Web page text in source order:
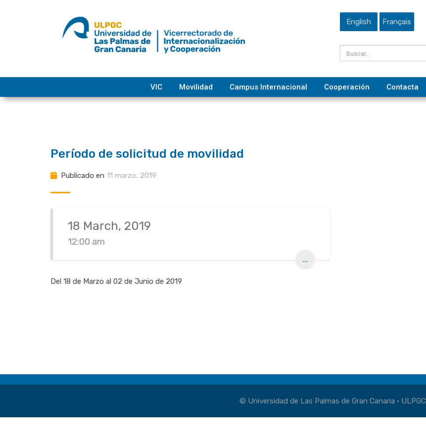
English Français
VIC Movilidad Campus Internacional Cooperación Contacta
Período de solicitud de movilidad
Publicado en 11 marzo, 2019
18 March, 2019
12:00 am
...
Del 18 de Marzo al 02 de Junio de 2019
© Universidad de Las Palmas de Gran Canaria · ULPGC